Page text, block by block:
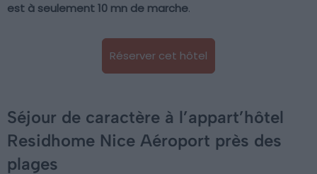
est à seulement 10 mn de marche.
Réserver cet hôtel
Séjour de caractère à l’appart’hôtel
Residhome Nice Aéroport près des
plages